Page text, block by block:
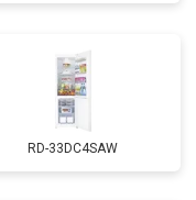
RD-33DC4SAW